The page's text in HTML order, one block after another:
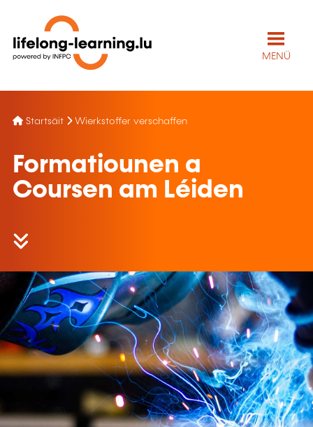
MENÜ
Startsäit Wierkstoffer verschaffen
Formatiounen a
Coursen am Léiden